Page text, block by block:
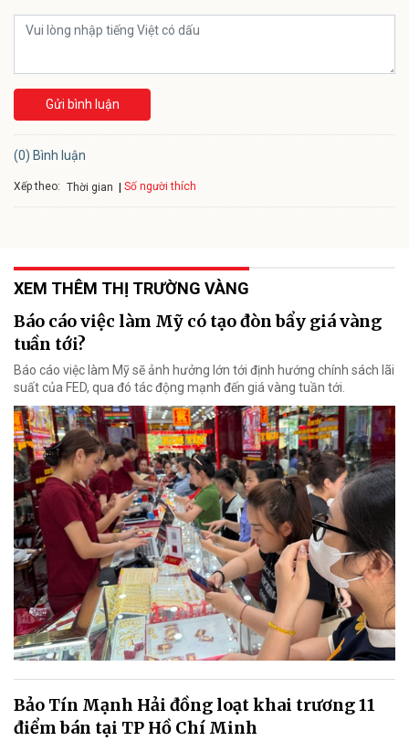
Gửi bình luận
(0) Bình luận
Xếp theo: Thời gian Số người thích
XEM THÊM THỊ TRƯỜNG VÀNG
Báo cáo việc làm Mỹ có tạo đòn bẩy giá vàng
tuần tới?
Báo cáo việc làm Mỹ sẽ ảnh hưởng lớn tới định hướng chính sách lãi
suất của FED, qua đó tác động mạnh đến giá vàng tuần tới.
Bảo Tín Mạnh Hải đồng loạt khai trương 11
điểm bán tại TP Hồ Chí Minh